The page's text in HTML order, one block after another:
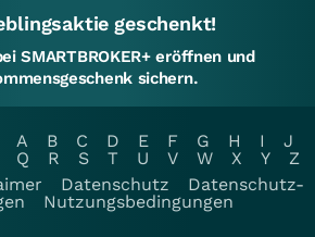
geschenkt!
SMARTBROKER+ eröffnen und
sichern.
A B C D E F G H I
J
Q R S T U V W X Y
Z
Datenschutz
Datenschutz-
Nutzungsbedingungen